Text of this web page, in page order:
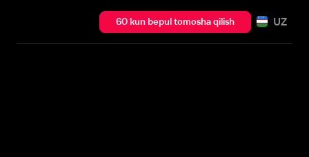
60 kun bepul tomosha qilish UZ